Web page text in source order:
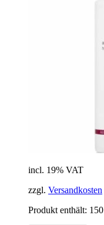
incl. 19% VAT
zzgl. Versandkosten
Produkt enthält: 150